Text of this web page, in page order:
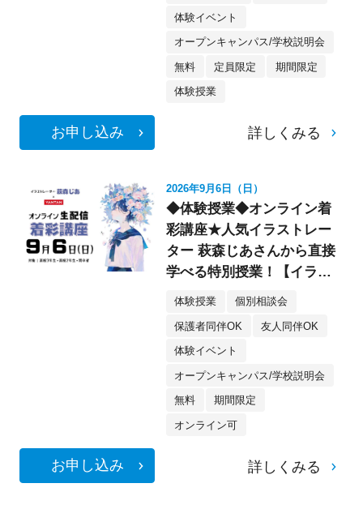
体験イベント
オープンキャンパス/学校説明会
無料 定員限定 期間限定
体験授業
お申し込み 詳しくみる
2026年9月6日（日）
◆体験授業◆オンライン着
彩講座★人気イラストレー
ター 萩森じあさんから直接
学べる特別授業！【イラス
ト】
体験授業 個別相談会
保護者同伴OK 友人同伴OK
体験イベント
オープンキャンパス/学校説明会
無料 期間限定
オンライン可
お申し込み 詳しくみる